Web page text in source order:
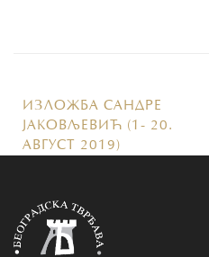
ИЗЛОЖБА САНДРЕ
ЈАКОВЉЕВИЋ (1- 20.
АВГУСТ 2019)